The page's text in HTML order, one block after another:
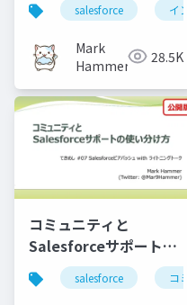
salesforce イ
Mark
Hammer
28.5K
コミュニティと
Salesforceサポートの
使い分け方salesforce コ